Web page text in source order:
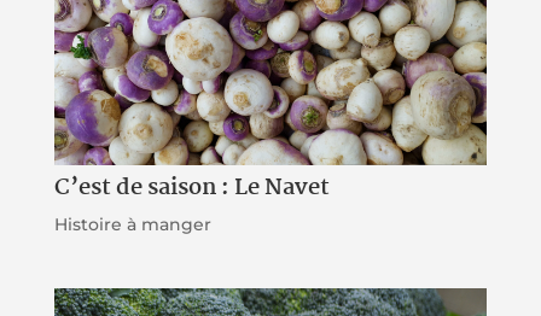
C’est de saison : Le Navet
Histoire à manger